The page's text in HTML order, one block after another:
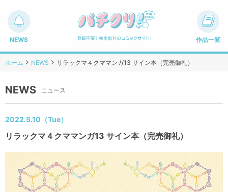
NEWS 作品一覧
ホーム NEWS リラックマ４クママンガ13 サイン本（完売御礼）
NEWS ニュース
2022.5.10（Tue）
リラックマ４クママンガ13 サイン本（完売御礼）